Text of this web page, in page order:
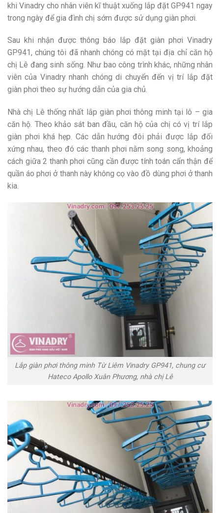
khi Vinadry cho nhân viên kĩ thuật xuống lắp đặt GP941 ngay
trong ngày để gia đình chị sớm được sử dụng giàn phơi.
Sau khi nhận được thông báo lắp đặt giàn phơi Vinadry
GP941, chúng tôi đã nhanh chóng có mặt tại địa chỉ căn hộ
chị Lê đang sinh sống. Như bao công trình khác, những nhân
viên của Vinadry nhanh chóng di chuyển đến vị trí lắp đặt
giàn phơi theo sự hướng dẫn của gia chủ.
Nhà chị Lê thống nhất lắp giàn phơi thông minh tại lô – gia
căn hộ. Theo khảo sát ban đầu, căn hộ của chị có vị trí lắp
giàn phơi khá hẹp. Các dẫn hướng đôi phải được lắp đối
xứng nhau, theo đó các thanh phơi nằm song song, khoảng
cách giữa 2 thanh phơi cũng cần được tính toán cẩn thận để
quần áo phơi ở thanh này không cọ vào đồ dùng phơi ở thanh
kia.
Lắp giàn phơi thông minh Từ Liêm Vinadry GP941, chung cư
Hateco Apollo Xuân Phương, nhà chị Lê